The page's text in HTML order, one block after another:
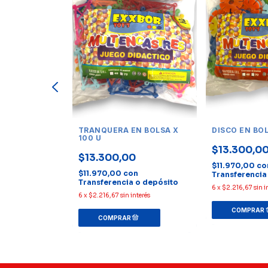
TRANQUERA EN BOLSA X
100 U
$13.300,00
$11.970,00 con
Transferencia o depósito
6 x $2.216,67 sin interés
DISCO EN
$11.970,00
6 x $2.216,67 sin